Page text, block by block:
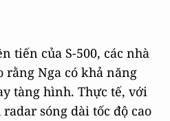
tiến của S-500, các nhà
rằng Nga có khả năng
tàng hình. Thực tế, với
sóng dài tốc độ cao